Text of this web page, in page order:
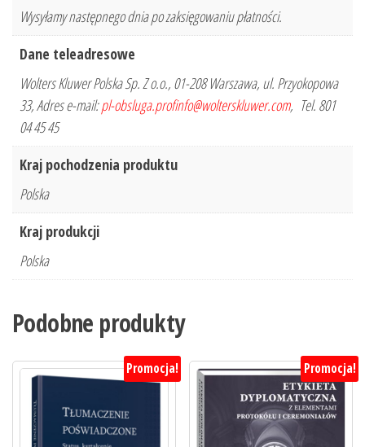
Wysyłamy następnego dnia po zaksięgowaniu płatności.
Dane teleadresowe
Wolters Kluwer Polska Sp. Z o.o., 01-208 Warszawa, ul. Przyokopowa
33, Adres e-mail:pl-obsluga.profinfo@wolterskluwer.com, Tel. 801
04 45 45
Kraj pochodzenia produktu
Polska
Kraj produkcji
Polska
Podobne produkty
Promocja! Promocja!